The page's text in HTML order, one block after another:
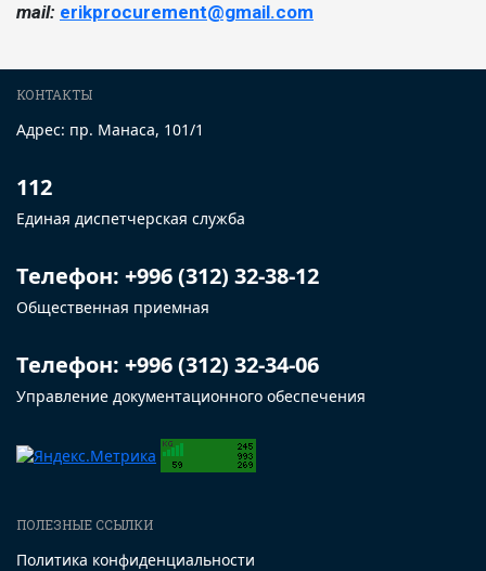
mail: erikprocurement@gmail.com
КОНТАКТЫ
Адрес: пр. Манаса, 101/1
112
Единая диспетчерская служба
Телефон: +996 (312) 32-38-12
Общественная приемная
Телефон: +996 (312) 32-34-06
Управление документационного обеспечения
ПОЛЕЗНЫЕ ССЫЛКИ
Политика конфиденциальности